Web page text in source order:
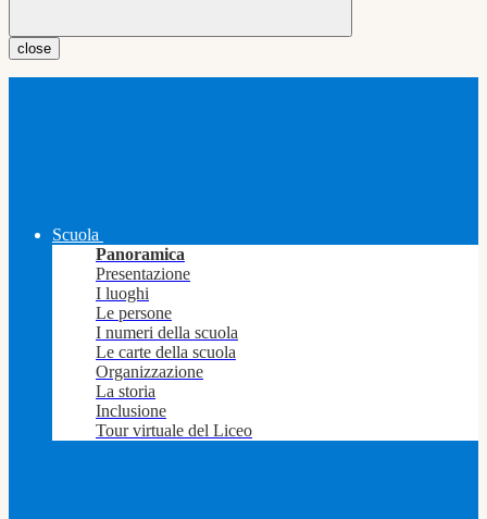
close
Scuola
Panoramica
Presentazione
I luoghi
Le persone
I numeri della scuola
Le carte della scuola
Organizzazione
La storia
Inclusione
Tour virtuale del Liceo